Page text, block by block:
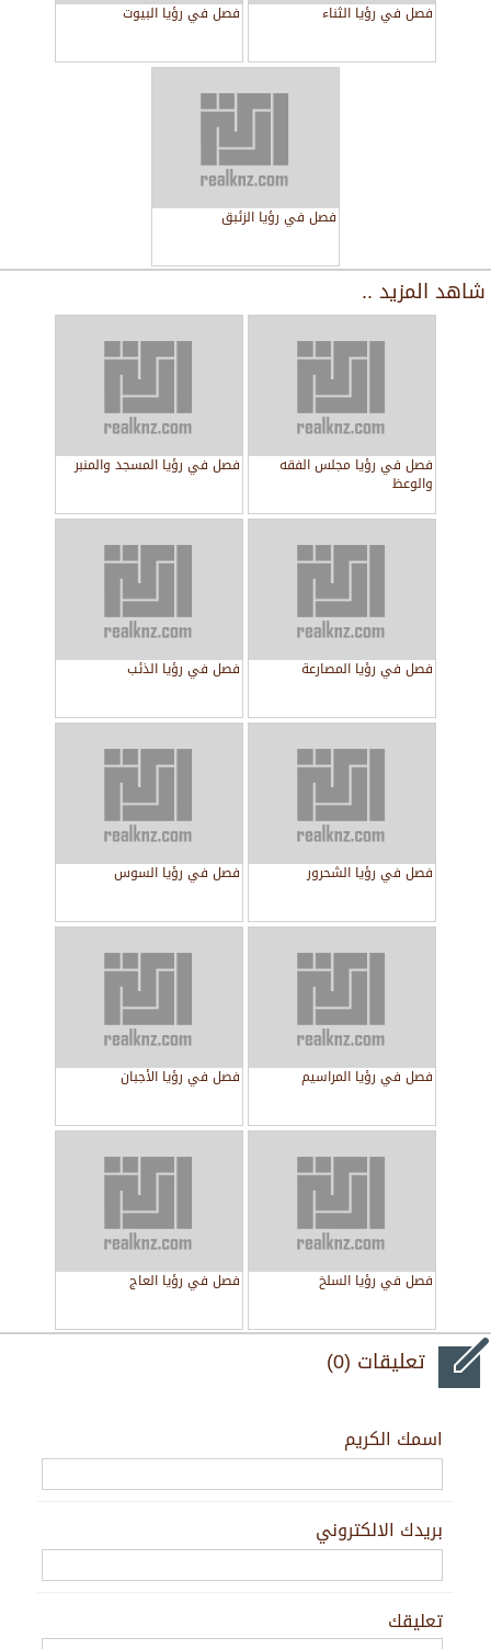
فصل في رؤيا الثناء فصل في رؤيا البيوت
فصل في رؤيا الزئبق
شاهد المزيد ..
فصل في رؤيا مجلس الفقه
والوعظ
فصل في رؤيا المسجد والمنبر
فصل في رؤيا المصارعة فصل في رؤيا الذئب
فصل في رؤيا الشحرور فصل في رؤيا السوس
فصل في رؤيا المراسيم فصل في رؤيا الأجبان
فصل في رؤيا السلخ فصل في رؤيا العاج
تعليقات (0)
اسمك الكريم
بريدك الالكتروني
تعليقك